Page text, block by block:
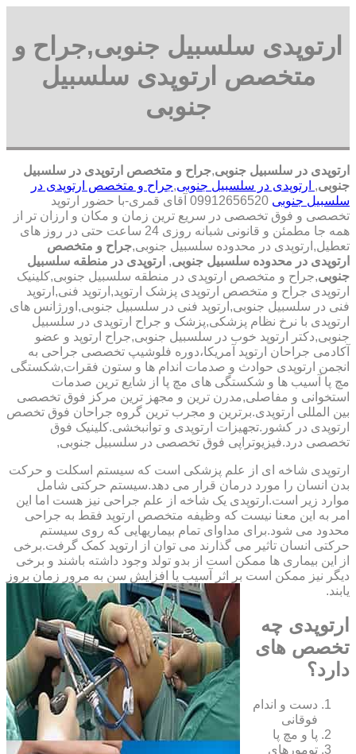
ارتوپدی سلسبیل جنوبی,جراح و
متخصص ارتوپدی سلسبیل
جنوبی
ارتوپدی در سلسبیل جنوبی,جراح و متخصص ارتوپدی در سلسبیل
جنوبی, ارتوپدی در سلسبیل جنوبی,جراح و متخصص ارتوپدی در
سلسبیل جنوبی
09912656520 آقای قمری-با حضور ارتوپد
تخصصی و فوق تخصصی در سریع ترین زمان و مکان و ارزان تر از
همه جا مطمئن و قانونی شبانه روزی 24 ساعت حتی در روز های
تعطیل,ارتوپدی در محدوده سلسبیل جنوبی,جراح و متخصص
ارتوپدی در محدوده سلسبیل جنوبی, ارتوپدی در منطقه سلسبیل
جنوبی,جراح و متخصص ارتوپدی در منطقه سلسبیل جنوبی,کلینیک
ارتوپدی جراح و متخصص ارتوپدی پزشک ارتوپد,ارتوپد فنی,ارتوپد
فنی در سلسبیل جنوبی,ارتوپد فنی در سلسبیل جنوبی,اورژانس های
ارتوپدی با نرخ نظام پزشکی,پزشک و جراح ارتوپدی در سلسبیل
جنوبی,دکتر ارتوپد خوب در سلسبیل جنوبی,جراح ارتوپد و عضو
آکادمی جراحان ارتوپد آمریکا،دوره فلوشیپ تخصصی جراحی به
انجمن ارتوپدی حوادث و صدمات اندام ها و ستون فقرات,شکستگی
مچ پا آسیب ها و شکستگی های مچ پا از شایع ترین صدمات
استخوانی و مفاصلی,مدرن ترین و مجهز ترین مرکز فوق تخصصی
بین المللی ارتوپدی.برترین ‏و ‏مجرب ‏ترین ‏گروه ‏جراحان ‏فوق ‏تخصص
‏ارتوپدی ‏در ‏کشور.تجهیزات ارتوپدی و توانبخشی.کلینیک فوق
تخصصی درد.فیزیوتراپی فوق تخصصی در سلسبیل جنوبی,
ارتوپدی شاخه ای از علم پزشکی است که سیستم اسکلت و حرکت
بدن انسان را مورد درمان قرار می دهد.سیستم حرکتی شامل
موارد زیر است.ارتوپدی یک شاخه از علم جراحی نیز هست اما این
امر به این معنا نیست که وظیفه متخصص ارتوپد فقط به جراحی
محدود می شود.برای مداوای تمام بیماریهایی که روی سیستم
حرکتی انسان تاثیر می گذارند می توان از ارتوپد کمک گرفت.برخی
از این بیماری ها ممکن است از بدو تولد وجود داشته باشند و برخی
دیگر نیز ممکن است بر اثر آسیب یا افزایش سن به مرور زمان بروز
یابند.
ارتوپدی چه
تخصص های
دارد؟
دست و اندام
فوقانی
پا و مچ پا
تومورهای